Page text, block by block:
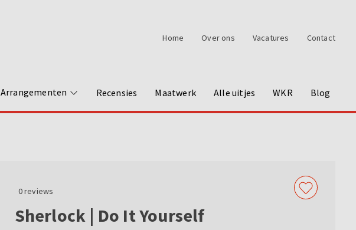
Home Over ons Vacatures Contact
Arrangementen Recensies Maatwerk Alle uitjes WKR Blog
0reviews
Sherlock | Do It Yourself